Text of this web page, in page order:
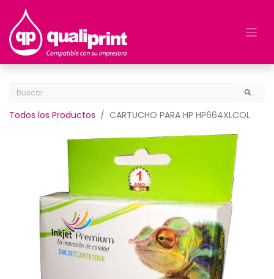
Todos los Productos CARTUCHO PARA HP HP664XLCOL